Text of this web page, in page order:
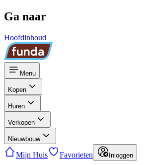
Ga naar
Hoofdinhoud
Menu
Kopen
Huren
Verkopen
Nieuwbouw
Mijn Huis Favorieten Inloggen